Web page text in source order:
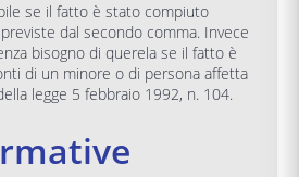
se il fatto è stato compiuto
dal secondo comma. Invece
bisogno di querela se il fatto è
di un minore o di persona affetta
legge 5 febbraio 1992, n. 104.